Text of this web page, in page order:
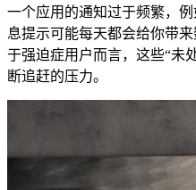
一个应用的通知过于频繁，
息提示可能每天都会给你带
于强迫症用户而言，这些“未
断追赶的压力。